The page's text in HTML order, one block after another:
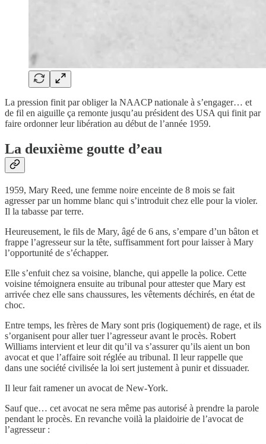
La pression finit par obliger la NAACP nationale à s’engager… et
de fil en aiguille ça remonte jusqu’au président des USA qui finit par
faire ordonner leur libération au début de l’année 1959.
La deuxième goutte d’eau
1959, Mary Reed, une femme noire enceinte de 8 mois se fait
agresser par un homme blanc qui s’introduit chez elle pour la violer.
Il la tabasse par terre.
Heureusement, le fils de Mary, âgé de 6 ans, s’empare d’un bâton et
frappe l’agresseur sur la tête, suffisamment fort pour laisser à Mary
l’opportunité de s’échapper.
Elle s’enfuit chez sa voisine, blanche, qui appelle la police. Cette
voisine témoignera ensuite au tribunal pour attester que Mary est
arrivée chez elle sans chaussures, les vêtements déchirés, en état de
choc.
Entre temps, les frères de Mary sont pris (logiquement) de rage, et ils
s’organisent pour aller tuer l’agresseur avant le procès. Robert
Williams intervient et leur dit qu’il va s’assurer qu’ils aient un bon
avocat et que l’affaire soit réglée au tribunal. Il leur rappelle que
dans une société civilisée la loi sert justement à punir et dissuader.
Il leur fait ramener un avocat de New-York.
Sauf que… cet avocat ne sera même pas autorisé à prendre la parole
pendant le procès. En revanche voilà la plaidoirie de l’avocat de
l’agresseur :